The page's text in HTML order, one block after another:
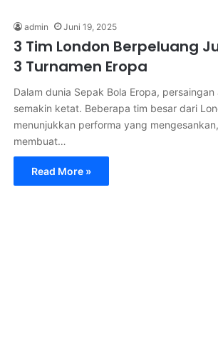
admin Juni 19, 2025
3 Tim London Berpeluang
3 Turnamen Eropa
Dalam dunia Sepak Bola Eropa, persaingan
semakin ketat. Beberapa tim besar dari
menunjukkan performa yang mengesankan,
membuat…
Read More »